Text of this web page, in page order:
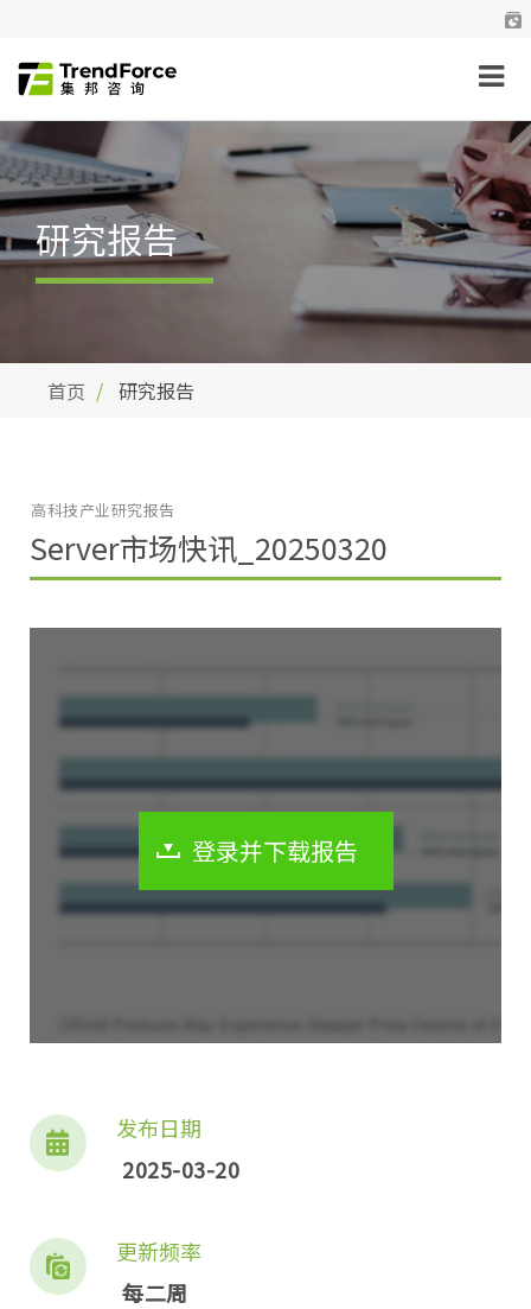
研究报告
首页 研究报告
Server市场快讯_20250320
高科技产业研究报告
登录并下载报告
发布日期
2025-03-20
更新频率
每二周